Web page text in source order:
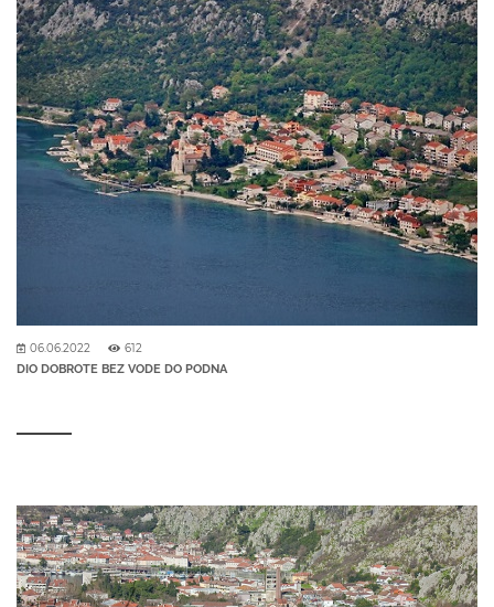
06.06.2022 612
DIO DOBROTE BEZ VODE DO PODNA